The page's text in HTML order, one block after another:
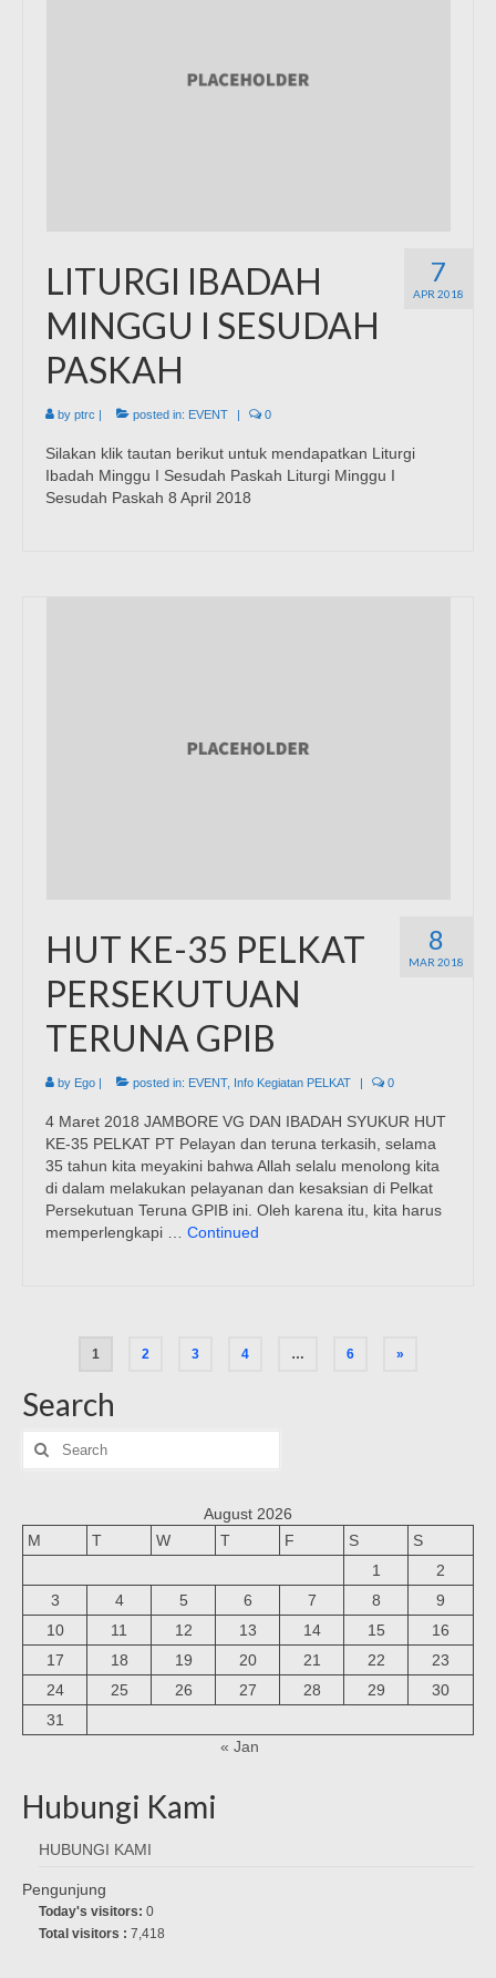
7
APR 2018
LITURGI IBADAH
MINGGU I SESUDAH
PASKAH
by ptrc | posted in: EVENT | 0
Silakan klik tautan berikut untuk mendapatkan Liturgi
Ibadah Minggu I Sesudah Paskah Liturgi Minggu I
Sesudah Paskah 8 April 2018
8
MAR 2018
HUT KE-35 PELKAT
PERSEKUTUAN
TERUNA GPIB
by Ego posted in: EVENT, Info Kegiatan PELKAT 0
4 Maret 2018 JAMBORE VG DAN IBADAH SYUKUR HUT
KE-35 PELKAT PT Pelayan dan teruna terkasih, selama
35 tahun kita meyakini bahwa Allah selalu menolong kita
di dalam melakukan pelayanan dan kesaksian di Pelkat
Persekutuan Teruna GPIB ini. Oleh karena itu, kita harus
memperlengkapi … Continued
Posts
pagination
1 2 3 4 … 6 »
Search
Search
for:
August 2026
M
T W T F S
S
1
2
3
4 5 6 7 8
9
10
11 12 13 14 15
16
17
18 19 20 21 22
23
24
25 26 27 28 29
30
31
« Jan
Hubungi Kami
HUBUNGI KAMI
Pengunjung
Today's visitors: 0
Total visitors : 7,418